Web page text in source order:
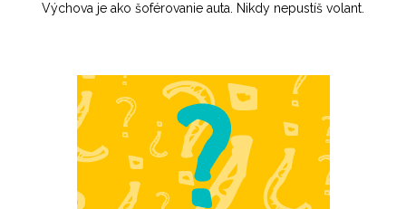
Výchova je ako šoférovanie auta. Nikdy nepustíš volant.